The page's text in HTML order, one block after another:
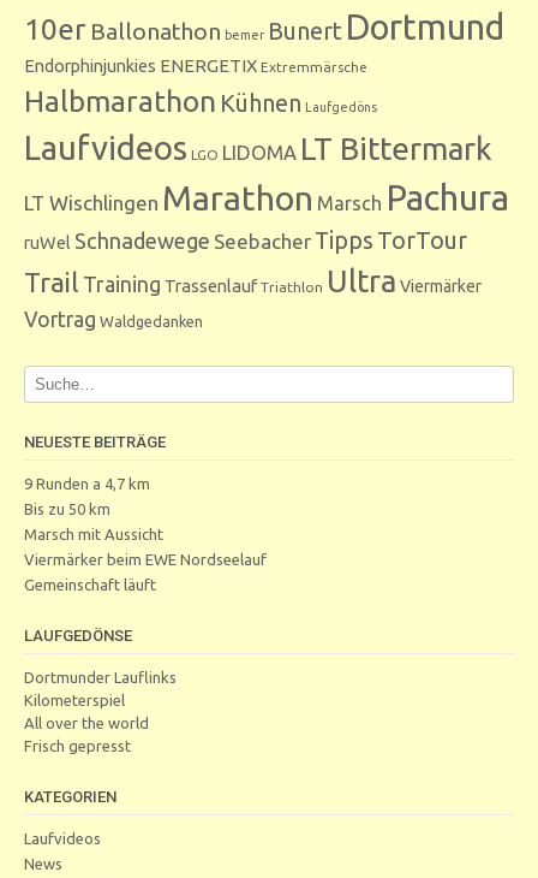
10er Ballonathon bemer Bunert Dortmund
Endorphinjunkies ENERGETIX Extremmärsche
Halbmarathon Kühnen Laufgedöns
Laufvideos LGO LIDOMA LT Bittermark
LT Wischlingen Marathon Marsch Pachura
ruWel Schnadewege Seebacher Tipps TorTour
Trail Training Trassenlauf Triathlon Ultra Viermärker
Vortrag Waldgedanken
NEUESTE BEITRÄGE
9 Runden a 4,7 km
Bis zu 50 km
Marsch mit Aussicht
Viermärker beim EWE Nordseelauf
Gemeinschaft läuft
LAUFGEDÖNSE
Dortmunder Lauflinks
Kilometerspiel
All over the world
Frisch gepresst
KATEGORIEN
Laufvideos
News